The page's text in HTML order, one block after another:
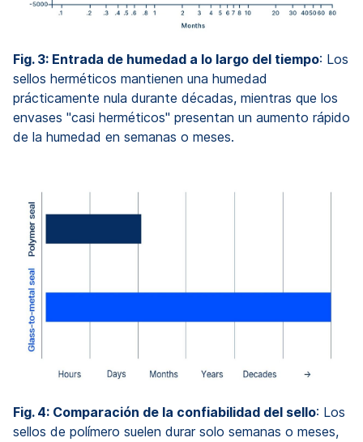
Fig. 3: Entrada de humedad a lo largo del tiempo: Los
sellos herméticos mantienen una humedad
prácticamente nula durante décadas, mientras que los
envases "casi herméticos" presentan un aumento rápido
de la humedad en semanas o meses.
Fig. 4: Comparación de la confiabilidad del sello: Los
sellos de polímero suelen durar solo semanas o meses,